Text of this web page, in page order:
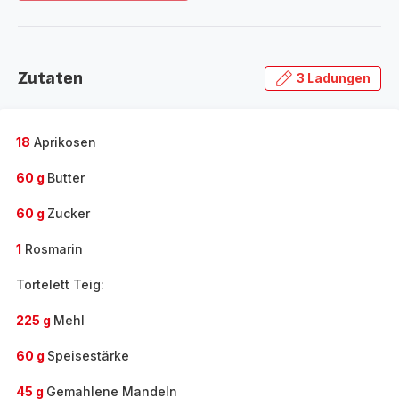
das
Zutaten 3 Ladungen
18 Aprikosen
60 g Butter
60 g Zucker
1 Rosmarin
Tortelett Teig:
225 g Mehl
60 g Speisestärke
45 g Gemahlene Mandeln